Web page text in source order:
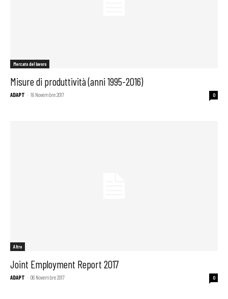
Mercato del lavoro
Misure di produttività (anni 1995-2016)
ADAPT - 16 Novembre 2017 0
Altro
Joint Employment Report 2017
ADAPT - 06 Novembre 2017 0